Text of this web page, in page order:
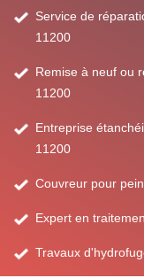
Service de
11200
Remise à neuf ou
11200
Entreprise
11200
Couvreur pour
Expert en
Travaux